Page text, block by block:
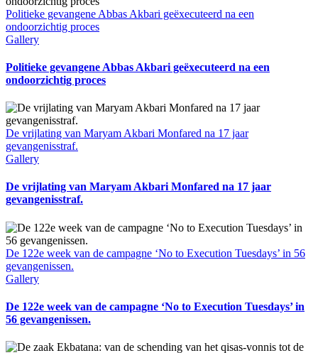
Politieke gevangene Abbas Akbari geëxecuteerd na een
ondoorzichtig proces
Gallery
Politieke gevangene Abbas Akbari geëxecuteerd na een
ondoorzichtig proces
De vrijlating van Maryam Akbari Monfared na 17 jaar
gevangenisstraf.
Gallery
De vrijlating van Maryam Akbari Monfared na 17 jaar
gevangenisstraf.
De 122e week van de campagne ‘No to Execution Tuesdays’ in 56
gevangenissen.
Gallery
De 122e week van de campagne ‘No to Execution Tuesdays’ in
56 gevangenissen.